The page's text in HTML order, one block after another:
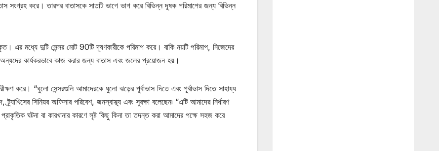
সংগ্রহ করে। তারপর বাতাসকে সাতটি ভাগে ভাগ করে বিভিন্ন দূষক পরিমাপের জন্য বিভিন্ন
এর মধ্যে দুটি সেন্সর মোট 90টি দূষণকারীকে পরিমাপ করে। বাকি নয়টি পরিমাপ, নিজেদের
কার্যকরভাবে কাজ করার জন্য বাতাস এবং জলের প্রয়োজন হয়।
করে। “ধুলো সেন্সরগুলি আমাদেরকে ধুলো ঝড়ের পূর্বাভাস দিতে এবং পূর্বাভাস দিতে সাহায্য
সিনিয়র অফিসার পরিবেশ, জনস্বাস্থ্য এবং সুরক্ষা বলেছেন৷ “এটি আমাদের নির্ধারণ
ঘটনা বা কারখানার কারণে সৃষ্ট কিছু কিনা তা তদন্ত করা আমাদের পক্ষে সহজ করে